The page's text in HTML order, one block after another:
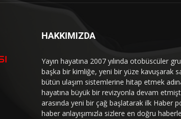
HAKKIMIZDA
Yayın hayatına 2007 yılında otobüscüler
başka bir kimliğe, yeni bir yüze kavuşarak
bütün ulaşım sistemlerine hitap etmek
hayatına büyük bir revizyonla devam
arasında yeni bir çağ başlatarak ilk Haber
haber anlayışımızla sizlere en doğru